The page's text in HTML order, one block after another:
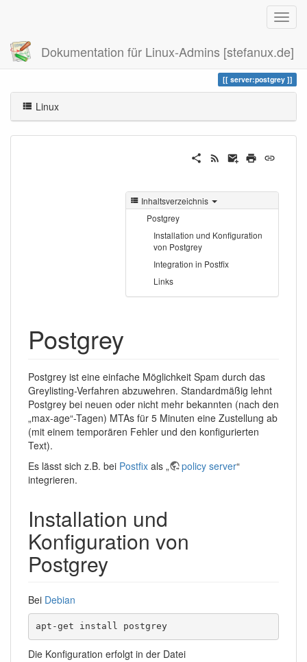
Dokumentation für Linux-Admins [stefanux.de]
Zuletzt angesehen postgrey
server:postgrey
Linux
Inhaltsverzeichnis
Postgrey
Installation und Konfiguration
von Postgrey
Integration in Postfix
Links
Postgrey
Postgrey ist eine einfache Möglichkeit Spam durch das
Greylisting-Verfahren abzuwehren. Standardmäßig lehnt
Postgrey bei neuen oder nicht mehr bekannten (nach den
„max-age“-Tagen) MTAs für 5 Minuten eine Zustellung ab
(mit einem temporären Fehler und den konfigurierten
Text).
Es lässt sich z.B. bei Postfix als „ policy server“
integrieren.
Installation und
Konfiguration von
Postgrey
Bei Debian
apt-get install postgrey
Die Konfiguration erfolgt in der Datei